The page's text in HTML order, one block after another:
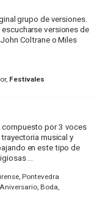
grupo de versiones.
versiones de
Coltrane o Miles
Festivales
compuesto por 3 voces
musical y
en este tipo de
...
Pontevedra
Boda,